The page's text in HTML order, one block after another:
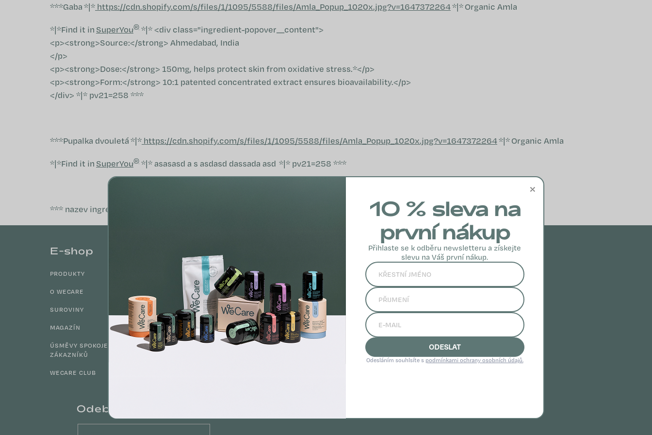
***Gaba*|* https://cdn.shopify.com/s/files/1/1095/5588/files/Amla_Popup_1020x.jpg?v=1647372264*|*Organic Amla
*|*Find it in SuperYou® *|* <div class="ingredient-popover__content">
<p><strong>Source:</strong> Ahmedabad, India
</p>
<p><strong>Dose:</strong> 150mg, helps protect skin from oxidative stress.*</p>
<p><strong>Form:</strong> 10:1 patented concentrated extract ensures bioavailability.</p>
</div> *|* pv21=258 ***
***Pupalka dvouletá*|* https://cdn.shopify.com/s/files/1/1095/5588/files/Amla_Popup_1020x.jpg?v=1647372264*|*Organic Amla
*|*Find it in SuperYou® *|* asasasd a s asdasd dassada asd *|* pv21=258 ***
*** nazev ingredience 3*|* url *|* titulek *|* subHeader *|* text *|* filtr ***
E-shop
PRODUKTY
O WECARE
SUROVINY
MAGAZÍN
ÚSMĚVY SPOKOJENÝCH
ZÁKAZNÍKŮ
WECARE CLUB
OBCHODNÍ
PODMÍNKY
GDPR
B2B SPOLUPRÁCE
KONTAKTY
info
wecareabout.cz
+420 722 366 848
Po-Pá 9:00 - 17:00
Sledujte nás
Odebírat newsletter
×
10 % sleva na
první nákup
Přihlaste se k odběru newsletteru a získejte
slevu na Váš první nákup.
ODESLAT
Odesláním souhlsíte s podmínkami ochrany osobních údajů.